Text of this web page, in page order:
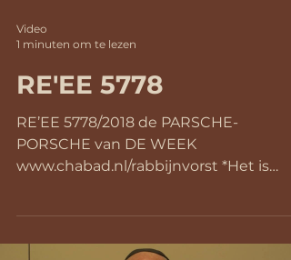
Video
1 minuten om te lezen
RE'EE 5778
RE’EE 5778/2018 de PARSCHE-
PORSCHE van DE WEEK
www.chabad.nl/rabbijnvorst *Het is